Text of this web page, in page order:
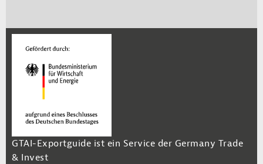
GTAI-Exportguide ist ein Service der Germany Trade
& Invest